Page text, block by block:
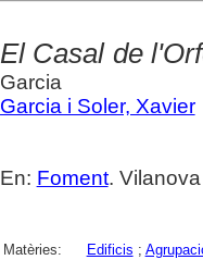
El Casal de
Garcia
Garcia i Soler, Xavier
En: Foment.
Matèries: Edificis ;